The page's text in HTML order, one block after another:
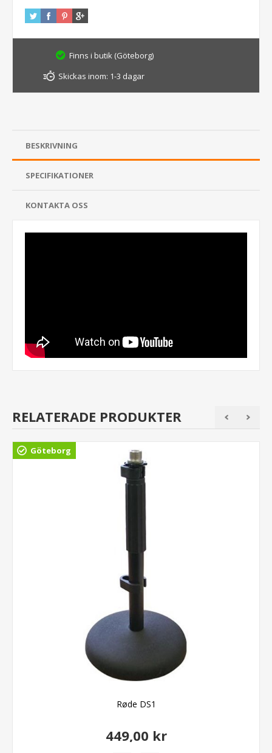
Finns i butik (Göteborg)
Skickas inom: 1-3 dagar
BESKRIVNING
SPECIFIKATIONER
KONTAKTA OSS
RELATERADE PRODUKTER
Göteborg
Røde DS1
449,00 kr